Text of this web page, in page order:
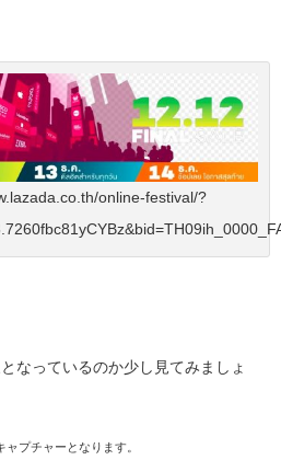
online-festival/?
なっているのか少し見てみましょ
プチャーとなります。